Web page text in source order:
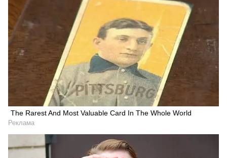
The Rarest And Most Valuable Card In The Whole World
Реклама